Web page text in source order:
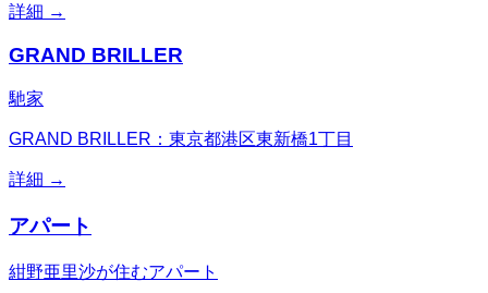
詳細 →
GRAND BRILLER
馳家
GRAND BRILLER：東京都港区東新橋1丁目
詳細 →
アパート
紺野亜里沙が住むアパート